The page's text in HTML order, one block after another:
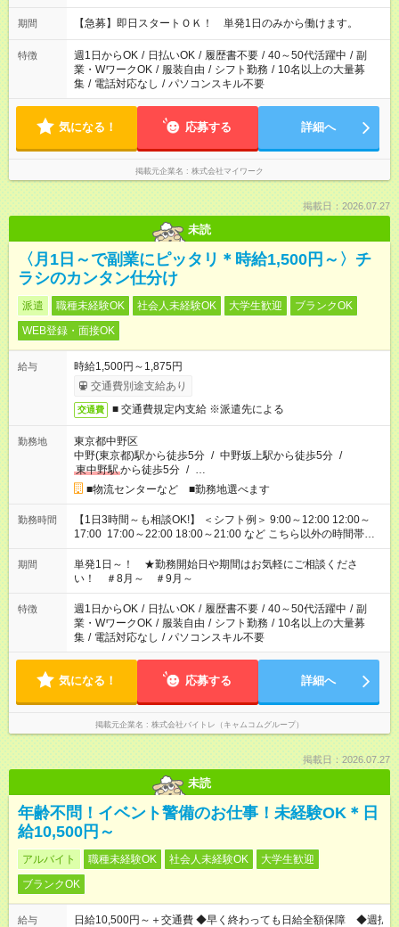
シフト例：8時間～＞ ・10：00～19：00 ・13：00～22：00 ・
22：00～翌6：00 など！是非ご希望をお聞かせください！
期間 【急募】即日スタートＯＫ！ 単発1日のみから働けます。
特徴 週1日からOK / 日払いOK / 履歴書不要 / 40～50代活躍中 / 副
業・WワークOK / 服装自由 / シフト勤務 / 10名以上の大量募
集 / 電話対応なし / パソコンスキル不要
気になる！ 応募する 詳細へ
掲載元企業名 株式会社マイワーク
掲載日：2026.07.27
未読
〈月1日～で副業にピッタリ＊時給1,500円～〉チ
ラシのカンタン仕分け
派遣 職種未経験OK 社会人未経験OK 大学生歓迎
ブランクOK
WEB登録・面接OK
給与
時給1,500円～1,875円
交通費別途支給あり
交通費 ■ 交通費規定内支給 ※派遣先による
勤務地
東京都中野区
中野(東京都)駅から徒歩5分 / 中野坂上駅から徒歩5分 /
東中野駅から徒歩5分 / …
■物流センターなど ■勤務地選べます
勤務時間
【1日3時間～も相談OK!】 ＜シフト例＞ 9:00～12:00 12:00～
17:00 17:00～22:00 18:00～21:00 など こちら以外の時間帯も
お気軽にご相談ください！
期間
単発1日～！ ★勤務開始日や期間はお気軽にご相談くださ
い！ ＃8月～ ＃9月～
特徴 週1日からOK / 日払いOK / 履歴書不要 / 40～50代活躍中 / 副
業・WワークOK / 服装自由 / シフト勤務 / 10名以上の大量募
集 / 電話対応なし / パソコンスキル不要
気になる！ 応募する 詳細へ
掲載元企業名 株式会社バイトレ（キャムコムグループ）
掲載日：2026.07.27
未読
年齢不問！イベント警備のお仕事！未経験OK＊日
給10,500円～
アルバイト 職種未経験OK 社会人未経験OK
大学生歓迎
ブランクOK
給与
日給10,500円～＋交通費 ◆早く終わっても日給全額保障 ◆週払